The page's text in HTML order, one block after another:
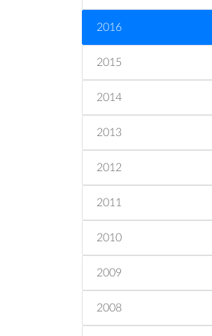
2016
2015
2014
2013
2012
2011
2010
2009
2008